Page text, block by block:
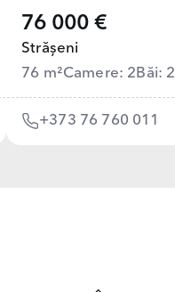
76 000 €
Strășeni
76 m²Camere: 2 Băi: 2
+373 76 760 011